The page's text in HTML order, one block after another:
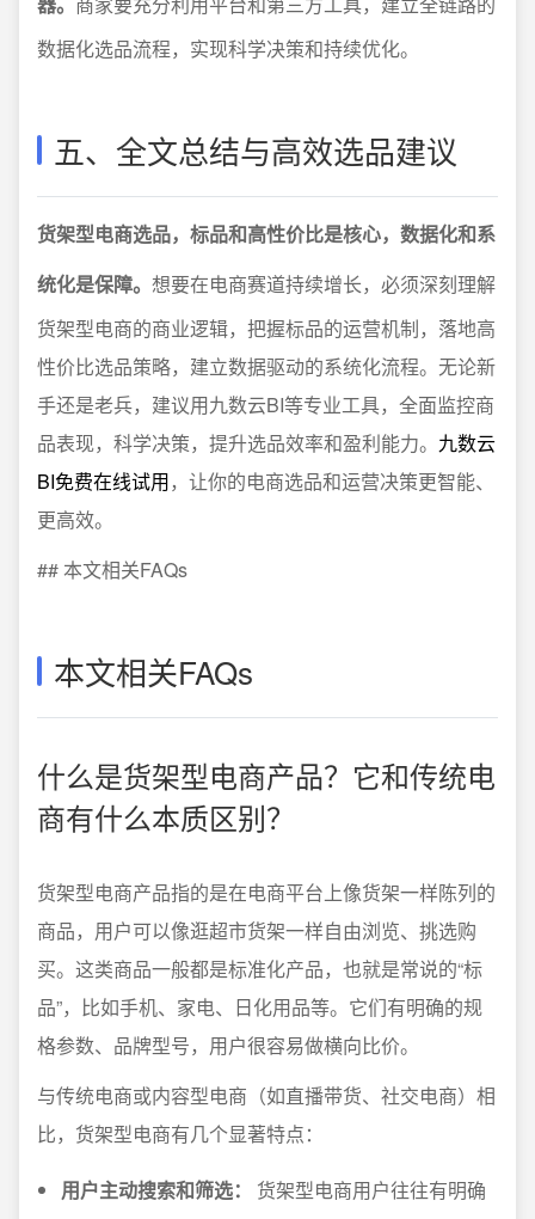
数据化选品流程，实现科学决策和持续优化。
五、全文总结与高效选品建议
货架型电商选品，标品和高性价比是核心，数据化和系
统化是保障。 想要在电商赛道持续增长，必须深刻理解
货架型电商的商业逻辑，把握标品的运营机制，落地高
性价比选品策略，建立数据驱动的系统化流程。无论新
手还是老兵，建议用九数云BI等专业工具，全面监控商
品表现，科学决策，提升选品效率和盈利能力。 九数云
BI免费在线试用，让你的电商选品和运营决策更智能、
更高效。
## 本文相关FAQs
本文相关FAQs
什么是货架型电商产品？它和传统电
商有什么本质区别？
货架型电商产品指的是在电商平台上像货架一样陈列的
商品，用户可以像逛超市货架一样自由浏览、挑选购
买。这类商品一般都是标准化产品，也就是常说的“标
品”，比如手机、家电、日化用品等。它们有明确的规
格参数、品牌型号，用户很容易做横向比价。
与传统电商或内容型电商（如直播带货、社交电商）相
比，货架型电商有几个显著特点：
用户主动搜索和筛选：
货架型电商用户往往有明确